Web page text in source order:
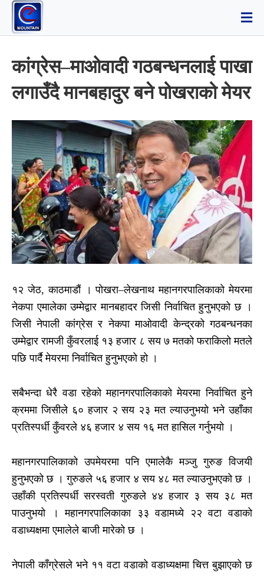
कांग्रेस–माओवादी गठबन्धनलाई पाखा
लगाउँदै मानबहादुर बने पोखराको मेयर
१२ जेठ, काठमाडौं । पोखरा–लेखनाथ महानगरपालिकाको मेयरमा
नेकपा एमालेका उम्मेद्वार मानबहादर जिसी निर्वाचित हुनुभएको छ ।
जिसी नेपाली कांग्रेस र नेकपा माओवादी केन्द्रको गठबन्धनका
उम्मेद्वार रामजी कुँवरलाई १३ हजार ८ सय ७ मतको फराकिलो मतले
पछि पार्दै मेयरमा निर्वाचित हुनुभएको हो ।
सबैभन्दा धेरै वडा रहेको महानगरपालिकाको मेयरमा निर्वाचित हुने
क्रममा जिसीले ६० हजार २ सय २३ मत ल्याउनुभयो भने उहाँका
प्रतिस्पर्धी कुँवरले ४६ हजार ४ सय १६ मत हासिल गर्नुभयो ।
महानगरपालिकाको उपमेयरमा पनि एमालेकै मञ्जु गुरुङ विजयी
हुनुभएको छ । गुरुङले ५६ हजार ४ सय ४८ मत ल्याउनुभएको छ ।
उहाँकी प्रतिस्पर्धी सरस्वती गुरुङले ४४ हजार ३ सय ३८ मत
पाउनुभयो । महानगरपालिकाका ३३ वडामध्ये २२ वटा वडाको
वडाध्यक्षमा एमालेले बाजी मारेको छ ।
नेपाली काँग्रेसले भने ११ वटा वडाको वडाध्यक्षमा चित्त बुझाएको छ